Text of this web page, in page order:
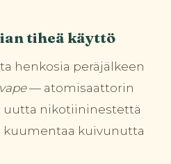
tiheä käyttö
henkosia peräjälkeen
— atomisaattorin
uutta nikotiininestettä
kuumentaa kuivunutta